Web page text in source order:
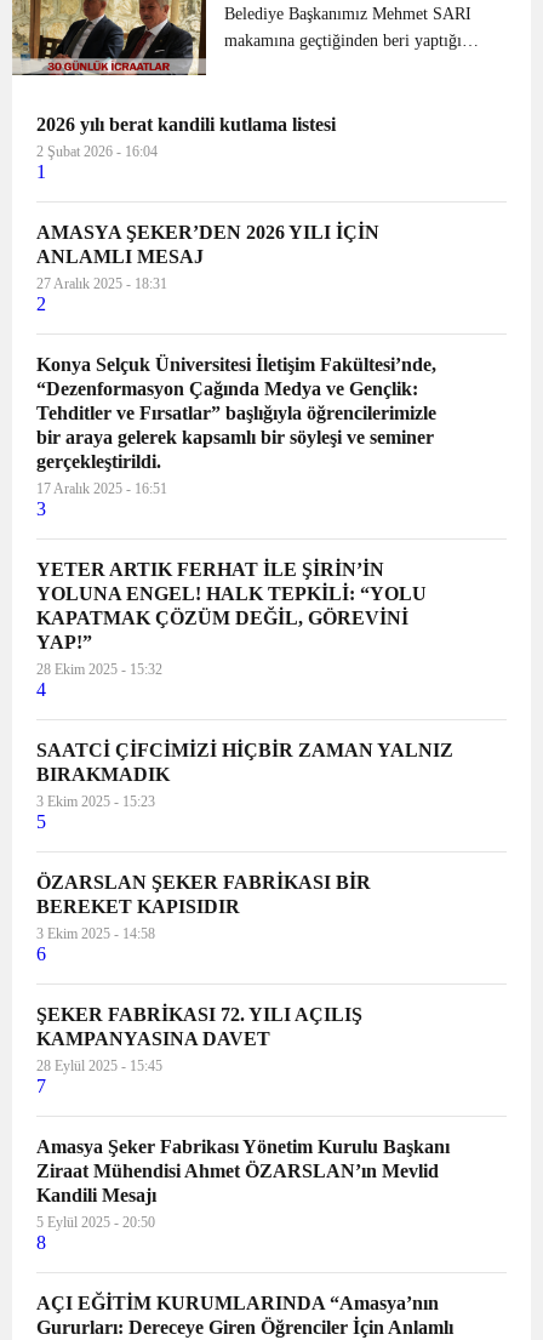
Sarı’ya gidip araçlardan birini gelin
arabası olarak kullanmayı...
Belediye Başkanımız Mehmet SARI
makamına geçtiğinden beri yaptığı
bu çalışmaların devam edeceğini söyledi
2026 yılı berat kandili kutlama listesi
2 Şubat 2026 - 16:04
1
AMASYA ŞEKER’DEN 2026 YILI İÇİN
ANLAMLI MESAJ
27 Aralık 2025 - 18:31
2
Konya Selçuk Üniversitesi İletişim Fakültesi’nde,
“Dezenformasyon Çağında Medya ve Gençlik:
Tehditler ve Fırsatlar” başlığıyla öğrencilerimizle
bir araya gelerek kapsamlı bir söyleşi ve seminer
gerçekleştirildi.
17 Aralık 2025 - 16:51
3
YETER ARTIK FERHAT İLE ŞİRİN’İN
YOLUNA ENGEL! HALK TEPKİLİ: “YOLU
KAPATMAK ÇÖZÜM DEĞİL, GÖREVİNİ
YAP!”
28 Ekim 2025 - 15:32
4
SAATCİ ÇİFCİMİZİ HİÇBİR ZAMAN YALNIZ
BIRAKMADIK
3 Ekim 2025 - 15:23
5
ÖZARSLAN ŞEKER FABRİKASI BİR
BEREKET KAPISIDIR
3 Ekim 2025 - 14:58
6
ŞEKER FABRİKASI 72. YILI AÇILIŞ
KAMPANYASINA DAVET
28 Eylül 2025 - 15:45
7
Amasya Şeker Fabrikası Yönetim Kurulu Başkanı
Ziraat Mühendisi Ahmet ÖZARSLAN’ın Mevlid
Kandili Mesajı
5 Eylül 2025 - 20:50
8
AÇI EĞİTİM KURUMLARINDA “Amasya’nın
Gururları: Dereceye Giren Öğrenciler İçin Anlamlı